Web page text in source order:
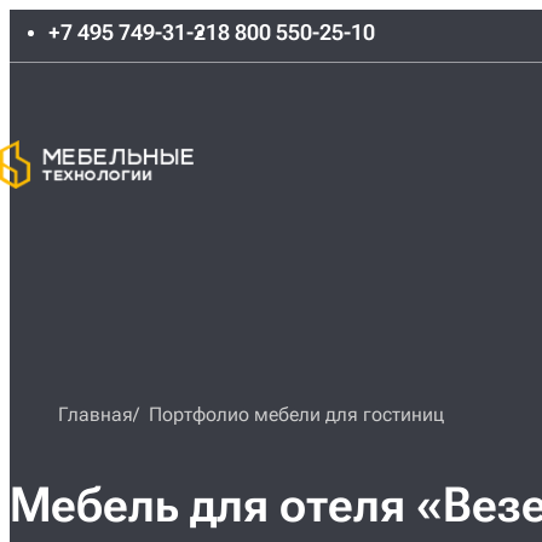
+7 495 749-31-218 800 550-25-10
Главная Портфолио мебели для гостиниц
Мебель для отеля